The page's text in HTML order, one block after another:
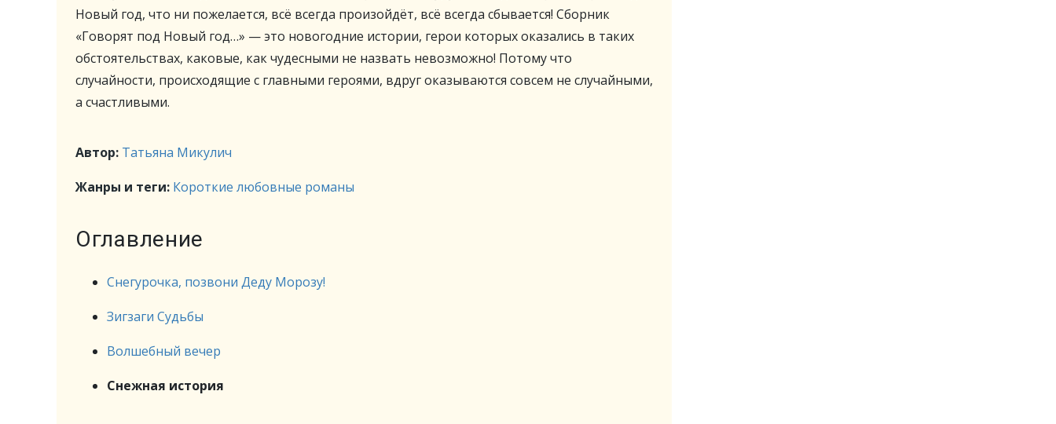
Новый год, что ни пожелается, всё всегда произойдёт, всё всегда сбывается! Сборник
«Говорят под Новый год…» — это новогодние истории, герои которых оказались в таких
обстоятельствах, каковые, как чудесными не назвать невозможно! Потому что
случайности, происходящие с главными героями, вдруг оказываются совсем не случайными,
а счастливыми.
Автор: Татьяна Микулич
Жанры и теги: Короткие любовные романы
Оглавление
Снегурочка, позвони Деду Морозу!
Зигзаги Судьбы
Волшебный вечер
Снежная история